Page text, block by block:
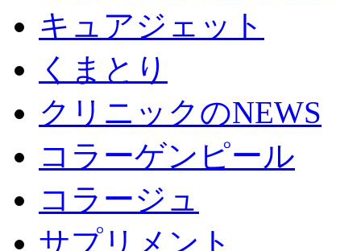
キュアジェット
くまとり
クリニックのNEWS
コラーゲンピール
コラージュ
サプリメント